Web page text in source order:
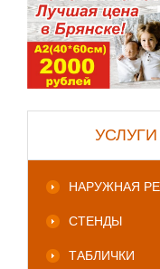
УСЛУГИ
НАРУЖНАЯ
СТЕНДЫ
ТАБЛИЧКИ